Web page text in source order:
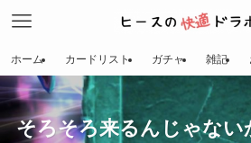
ホーム カードリスト ガチャ 雑記
そろそろ来るんじゃない